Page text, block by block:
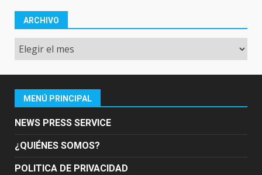
ARCHIVO
Archivo
MENÚ PRINCIPAL
NEWS PRESS SERVICE
¿QUIÉNES SOMOS?
POLITICA DE PRIVACIDAD